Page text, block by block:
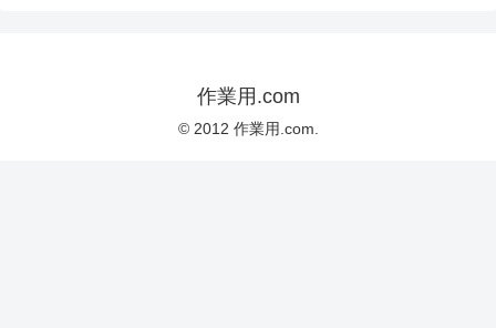
作業用.com
© 2012 作業用.com.